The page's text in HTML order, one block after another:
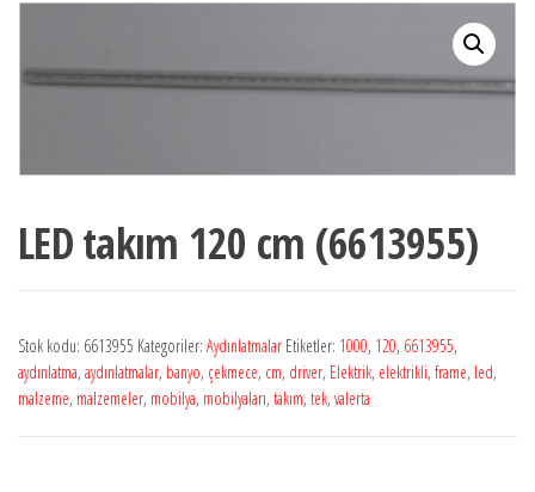
LED takım 120 cm (6613955)
Stok kodu: 6613955 Kategoriler: Aydınlatmalar Etiketler: 1000, 120, 6613955,
aydınlatma, aydınlatmalar, banyo, çekmece, cm, driver, Elektrik, elektrikli, frame, led,
malzeme, malzemeler, mobilya, mobilyaları, takım, tek, valerta